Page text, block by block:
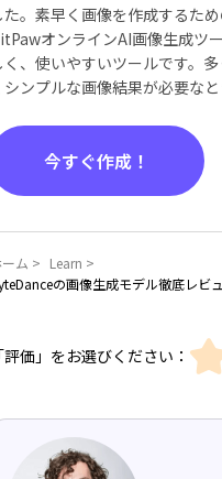
た。素早く画像を作成するた
オンラインAI画像生成ツ
く、使いやすいツールです。
ンプルな画像結果が必要な
今すぐ作成！
ム > Learn >
の画像生成モデル徹底レビ
価」をお選びください：